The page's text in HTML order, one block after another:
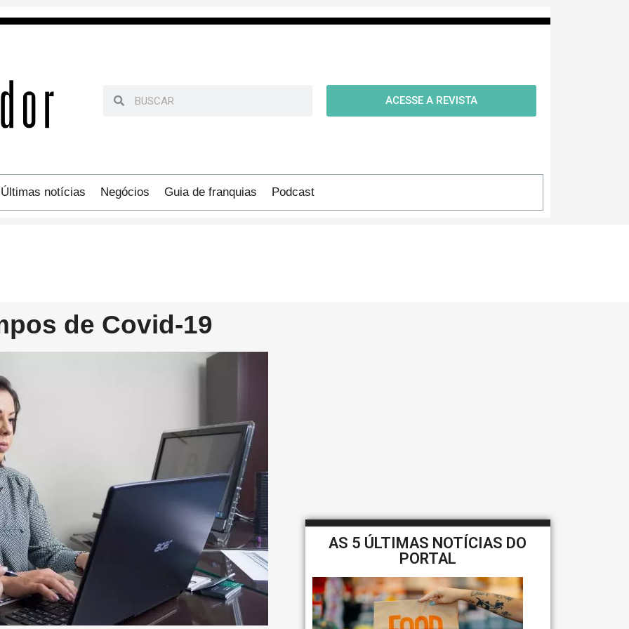
ACESSE A REVISTA
Últimas notícias Negócios Guia de franquias Podcast
de Covid-19
AS 5 ÚLTIMAS NOTÍCIAS DO
PORTAL